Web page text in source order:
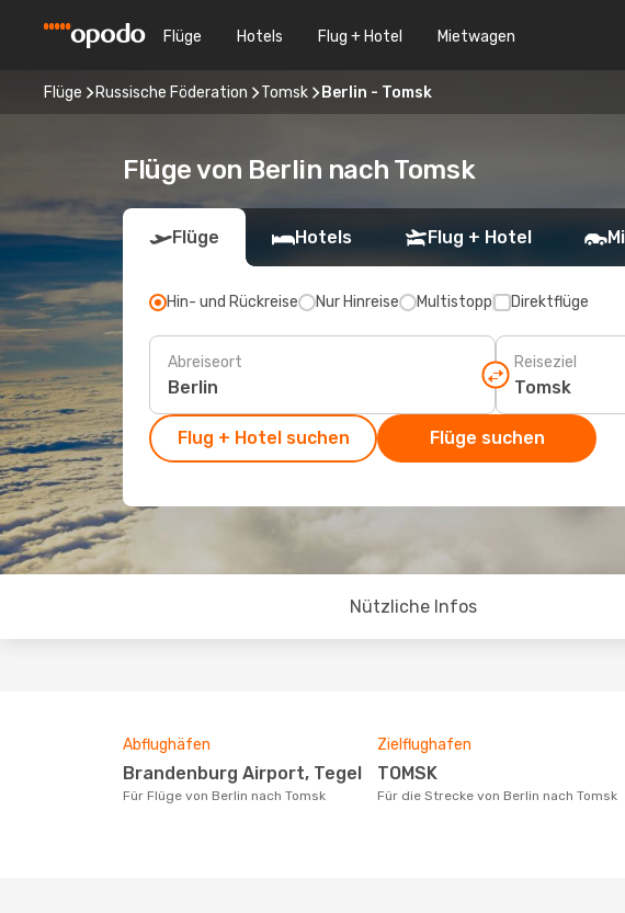
Flüge Hotels Flug + Hotel Mietwagen
Flüge Russische Föderation Tomsk Berlin - Tomsk
Flüge von Berlin nach Tomsk
Flüge Hotels Flug + Hotel
Hin- und Rückreise Nur Hinreise Multistopp Direktflüge
Abreiseort Reiseziel
Flug + Hotel suchen Flüge suchen
Nützliche Infos
Abflughäfen
Brandenburg Airport, Tegel
Für Flüge von Berlin nach Tomsk
Zielflughafen
TOMSK
Für die Strecke von Berlin nach Tomsk